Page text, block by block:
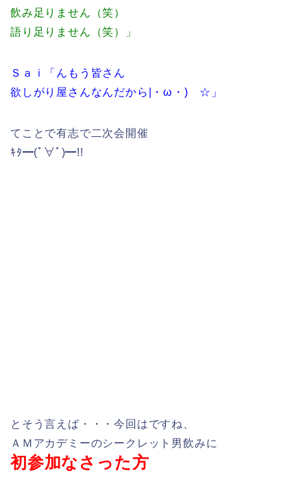
飲み足りません（笑）
語り足りません（笑）」
Ｓａｉ「んもう皆さん
欲しがり屋さんなんだから|・ω・)ゝ☆」
てことで有志で二次会開催
ｷﾀ━(ﾟ∀ﾟ)━!!
とそう言えば・・・今回はですね、
ＡＭアカデミーのシークレット男飲みに
初参加なさった方